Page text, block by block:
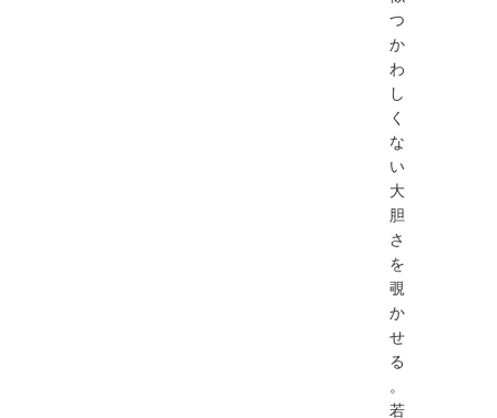
つ
か
わ
し
く
な
い
大
胆
さ
を
覗
か
せ
る
。
若